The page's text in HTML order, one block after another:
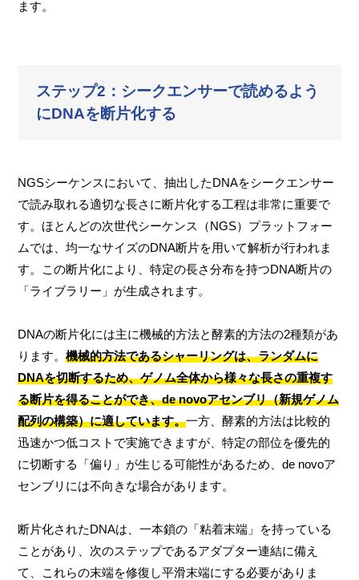
ます。
ステップ2：シークエンサーで読めるよう
にDNAを断片化する
NGSシーケンスにおいて、抽出したDNAをシークエンサー
で読み取れる適切な長さに断片化する工程は非常に重要で
す。ほとんどの次世代シーケンス（NGS）プラットフォー
ムでは、均一なサイズのDNA断片を用いて解析が行われま
す。この断片化により、特定の長さ分布を持つDNA断片の
「ライブラリー」が生成されます。
DNAの断片化には主に機械的方法と酵素的方法の2種類があ
ります。機械的方法であるシャーリングは、ランダムに
DNAを切断するため、ゲノム全体から様々な長さの重複す
る断片を得ることができ、de novoアセンブリ（新規ゲノム
配列の構築）に適しています。一方、酵素的方法は比較的
迅速かつ低コストで実施できますが、特定の部位を優先的
に切断する「偏り」が生じる可能性があるため、de novoア
センブリには不向きな場合があります。
断片化されたDNAは、一本鎖の「粘着末端」を持っている
ことがあり、次のステップであるアダプター連結に備え
て、これらの末端を修復し平滑末端にする必要がありま